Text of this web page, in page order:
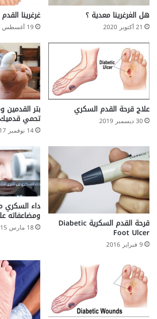
هل الغرغرينا معدية ؟
21 أكتوبر 2020
غرغرينا
19 أغسطس 2020
علاج قرحة القدم السكري
30 ديسمبر 2019
بتر
تحمي قدميك
14 نوفمبر 2017
قرحة القدم السكرية Diabetic
Foot Ulcer
9 فبراير 2016
داء السكري
ومضاعفاته
18 مارس 2015